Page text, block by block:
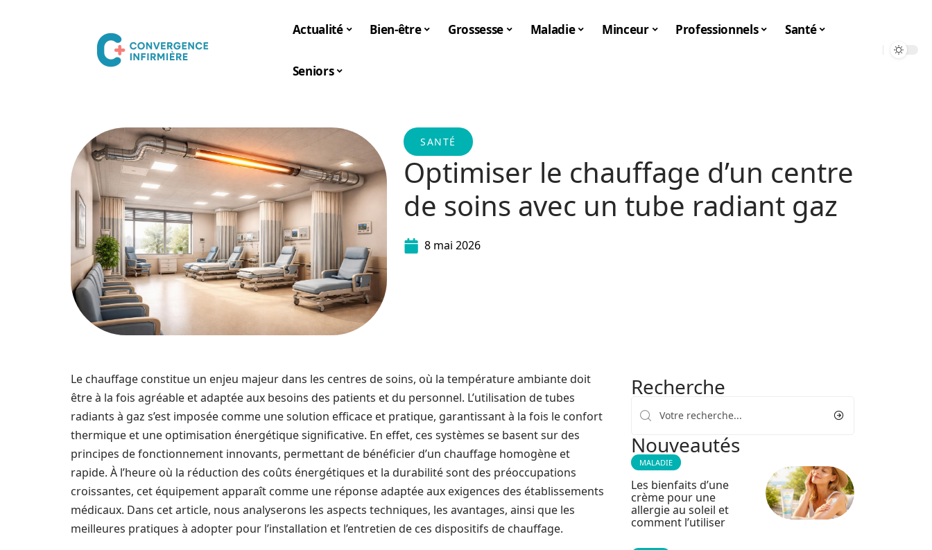
Actualité Bien-être Grossesse Maladie Minceur Professionnels Santé
Seniors
SANTÉ
Optimiser le chauffage d’un centre
de soins avec un tube radiant gaz
8 mai 2026
Le chauffage constitue un enjeu majeur dans les centres de soins, où la température ambiante doit
être à la fois agréable et adaptée aux besoins des patients et du personnel. L’utilisation de tubes
radiants à gaz s’est imposée comme une solution efficace et pratique, garantissant à la fois le confort
thermique et une optimisation énergétique significative. En effet, ces systèmes se basent sur des
principes de fonctionnement innovants, permettant de bénéficier d’un chauffage homogène et
rapide. À l’heure où la réduction des coûts énergétiques et la durabilité sont des préoccupations
croissantes, cet équipement apparaît comme une réponse adaptée aux exigences des établissements
médicaux. Dans cet article, nous analyserons les aspects techniques, les avantages, ainsi que les
meilleures pratiques à adopter pour l’installation et l’entretien de ces dispositifs de chauffage.
Recherche
Nouveautés
MALADIE
Les bienfaits d’une
crème pour une
allergie au soleil et
comment l’utiliser